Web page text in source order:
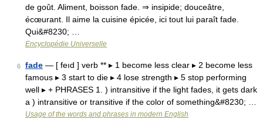
de goût. Aliment, boisson fade. ⇒ insipide; douceâtre,
écœurant. Il aime la cuisine épicée, ici tout lui paraît fade.
Qui&#8230; …
Encyclopédie Universelle
6 fade — [ feıd ] verb ** ▸ 1 become less clear ▸ 2 become less
famous ▸ 3 start to die ▸ 4 lose strength ▸ 5 stop performing
well ▸ + PHRASES 1. ) intransitive if the light fades, it gets dark
a ) intransitive or transitive if the color of something&#8230; …
Usage of the words and phrases in modern English